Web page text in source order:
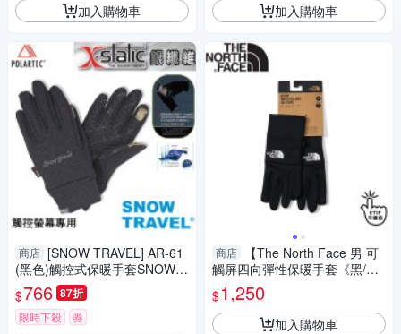
加入購物車
商店 [SNOW TRAVEL] AR-61
(黑色)觸控式保暖手套SNOWT
RAVEL X-STATIC銀纖維保暖觸
控手套
$766 87折
限時下殺 券
加入購物車
商店
【The North Face 男 可
觸屏四向彈性保暖手套《黑/
白》】4SHA/登山/機車手套/防
滑手套/保暖
$1,250
加入購物車